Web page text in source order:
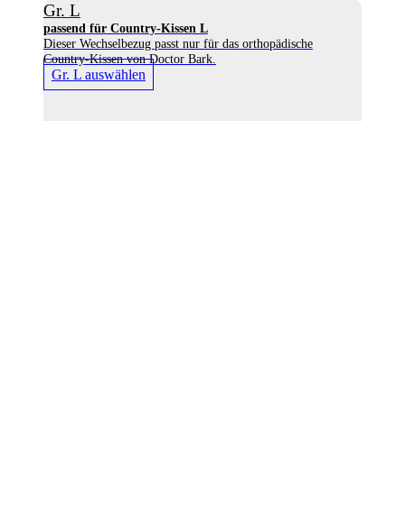
Gr. L
passend für Country-Kissen L
Dieser Wechselbezug passt nur für das orthopädische
Country-Kissen von Doctor Bark.
Gr. L auswählen